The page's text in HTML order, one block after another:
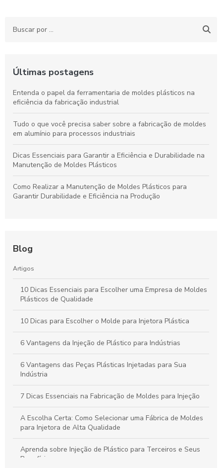
Últimas postagens
Entenda o papel da ferramentaria de moldes plásticos na
eficiência da fabricação industrial
Tudo o que você precisa saber sobre a fabricação de moldes
em alumínio para processos industriais
Dicas Essenciais para Garantir a Eficiência e Durabilidade na
Manutenção de Moldes Plásticos
Como Realizar a Manutenção de Moldes Plásticos para
Garantir Durabilidade e Eficiência na Produção
Blog
Artigos
10 Dicas Essenciais para Escolher uma Empresa de Moldes
Plásticos de Qualidade
10 Dicas para Escolher o Molde para Injetora Plástica
6 Vantagens da Injeção de Plástico para Indústrias
6 Vantagens das Peças Plásticas Injetadas para Sua
Indústria
7 Dicas Essenciais na Fabricação de Moldes para Injeção
A Escolha Certa: Como Selecionar uma Fábrica de Moldes
para Injetora de Alta Qualidade
Aprenda sobre Injeção de Plástico para Terceiros e Seus
Benefícios